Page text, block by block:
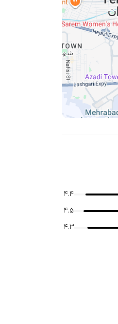
4.4
4.5
4.3